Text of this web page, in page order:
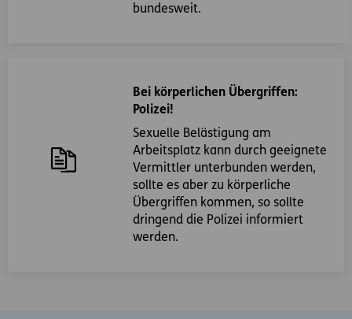
bundesweit.
Bei körperlichen Übergriffen:
Polizei!
Sexuelle Belästigung am
Arbeitsplatz kann durch geeignete
Vermittler unterbunden werden,
sollte es aber zu körperliche
Übergriffen kommen, so sollte
dringend die Polizei informiert
werden.